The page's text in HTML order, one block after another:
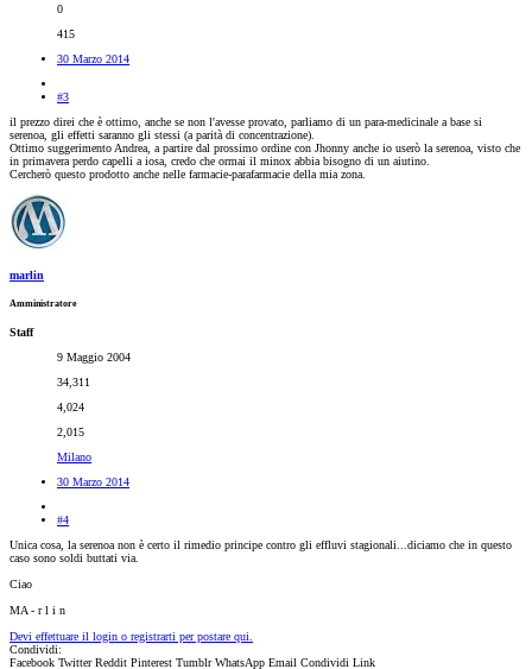
0
415
30 Marzo 2014
#3
il prezzo direi che è ottimo, anche se non l'avesse provato, parliamo di un para-medicinale a base si
serenoa, gli effetti saranno gli stessi (a parità di concentrazione).
Ottimo suggerimento Andrea, a partire dal prossimo ordine con Jhonny anche io userò la serenoa, visto che
in primavera perdo capelli a iosa, credo che ormai il minox abbia bisogno di un aiutino.
Cercherò questo prodotto anche nelle farmacie-parafarmacie della mia zona.
marlin
Amministratore
Staff
9 Maggio 2004
34,311
4,024
2,015
Milano
30 Marzo 2014
#4
Unica cosa, la serenoa non è certo il rimedio principe contro gli effluvi stagionali...diciamo che in questo
caso sono soldi buttati via.
Ciao
MA - r l i n
Devi effettuare il login o registrarti per postare qui.
Condividi:
Facebook Twitter Reddit Pinterest Tumblr WhatsApp Email Condividi Link